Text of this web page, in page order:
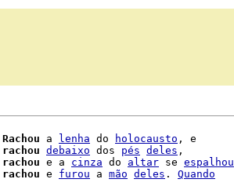
Rachou a lenha do holocausto , e
rachou debaixo dos pés deles ,
rachou e a cinza do altar se espalhou
rachou e furou a mão deles . Quando